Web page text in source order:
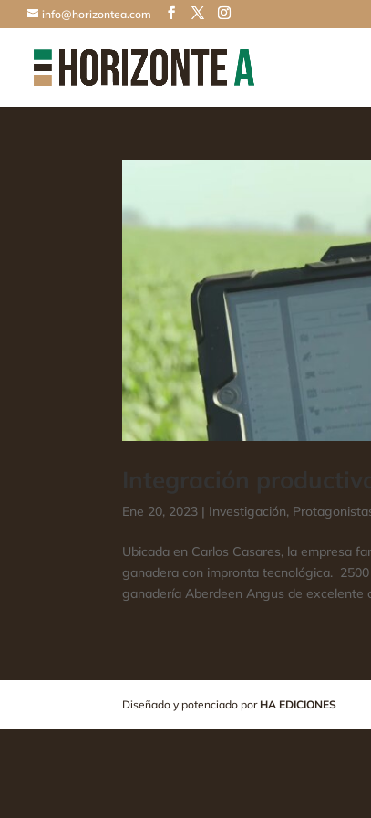
info@horizontea.com
Ene 20, 2023 | Investigación,
Ubicada en Carlos Casares, la empresa
ganadera con impronta tecnológica.
ganadería Aberdeen Angus de excelente
Diseñado y potenciado por HA EDICIONES